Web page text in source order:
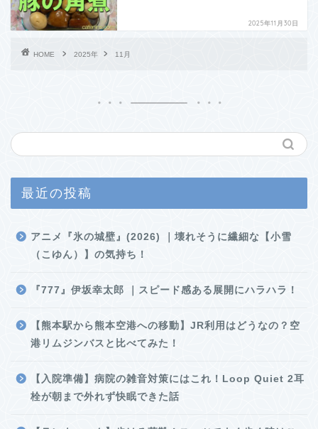
2025年11月30日
HOME 2025年 11月
最近の投稿
アニメ『氷の城壁』(2026) ｜壊れそうに繊細な【小雪
（こゆん）】の気持ち！
『777』伊坂幸太郎 ｜スピード感ある展開にハラハラ！
【熊本駅から熊本空港への移動】JR利用はどうなの？空
港リムジンバスと比べてみた！
【入院準備】病院の雑音対策にはこれ！Loop Quiet 2耳
栓が朝まで外れず快眠できた話